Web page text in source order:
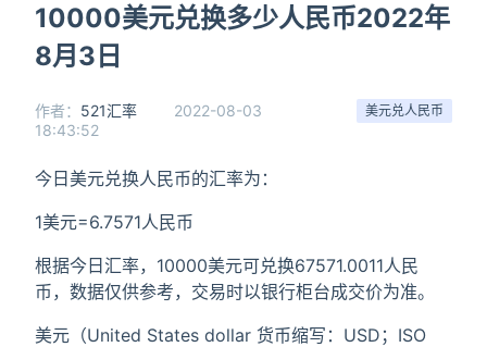
10000美元兑换多少人民币2022年
8月3日
美元兑人民币
作者： 521汇率
2022-08-03
18:43:52
今日美元兑换人民币的汇率为：
1美元=6.7571人民币
根据今日汇率，10000美元可兑换67571.0011人民
币，数据仅供参考，交易时以银行柜台成交价为准。
美元（United States dollar 货币缩写：USD；ISO